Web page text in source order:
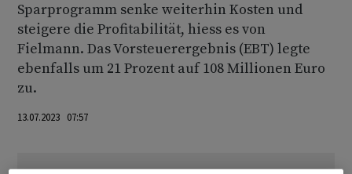
Sparprogramm senke weiterhin Kosten und
steigere die Profitabilität, hiess es von
Fielmann. Das Vorsteuerergebnis (EBT) legte
ebenfalls um 21 Prozent auf 108 Millionen Euro
zu.
13.07.2023 07:57